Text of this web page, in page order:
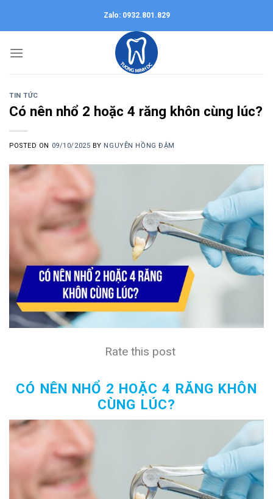
Zalo: 0932.801.829
TIN TỨC
Có nên nhổ 2 hoặc 4 răng khôn cùng lúc?
POSTED ON 09/10/2025 BY NGUYỄN HỒNG ĐẬM
Rate this post
CÓ NÊN NHỔ 2 HOẶC 4 RĂNG KHÔN
CÙNG LÚC?